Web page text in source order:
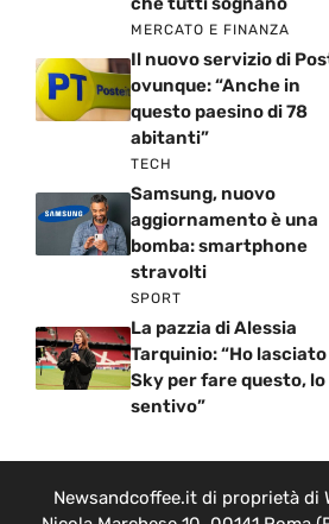
MERCATO E FINANZA
Il nuovo servizio di
ovunque: “Anche in
questo paesino di 78
abitanti”
TECH
Samsung, nuovo
aggiornamento è una
bomba: smartphone
stravolti
SPORT
La pazzia di Alessia
Tarquinio: “Ho lasciato
Sky per fare questo, lo
sentivo”
Newsandcoffee.it di proprietà di